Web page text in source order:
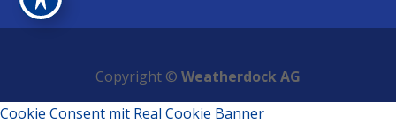
Copyright © Weatherdock AG
Cookie Consent mit Real Cookie Banner